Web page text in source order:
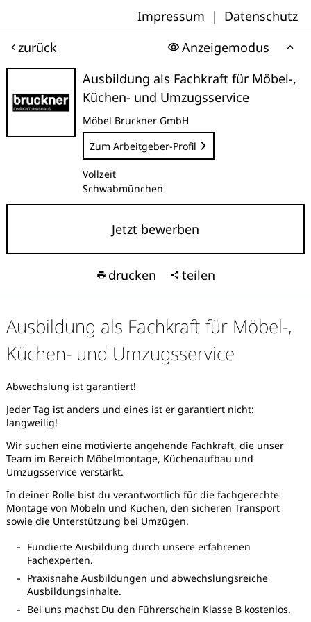
Impressum | Datenschutz
zurück
Anzeigemodus
Ausbildung als Fachkraft für Möbel-,
Küchen- und Umzugsservice
Möbel Bruckner GmbH
Zum Arbeitgeber-Profil
Vollzeit
Schwabmünchen
Jetzt bewerben
drucken teilen
Ausbildung als Fachkraft für Möbel-,
Küchen- und Umzugsservice
Abwechslung ist garantiert!
Jeder Tag ist anders und eines ist er garantiert nicht:
langweilig!
Wir suchen eine motivierte angehende Fachkraft, die unser
Team im Bereich Möbelmontage, Küchenaufbau und
Umzugsservice verstärkt.
In deiner Rolle bist du verantwortlich für die fachgerechte
Montage von Möbeln und Küchen, den sicheren Transport
sowie die Unterstützung bei Umzügen.
Fundierte Ausbildung durch unsere erfahrenen
Fachexperten.
Praxisnahe Ausbildungen und abwechslungsreiche
Ausbildungsinhalte.
Bei uns machst Du den Führerschein Klasse B kostenlos.
Karte anzeigen